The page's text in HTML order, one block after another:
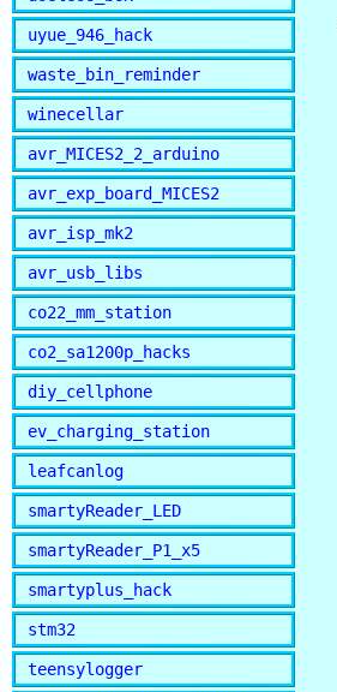
uyue_946_hack
waste_bin_reminder
winecellar
avr_MICES2_2_arduino
avr_exp_board_MICES2
avr_isp_mk2
avr_usb_libs
co22_mm_station
co2_sa1200p_hacks
diy_cellphone
ev_charging_station
leafcanlog
smartyReader_LED
smartyReader_P1_x5
smartyplus_hack
stm32
teensylogger